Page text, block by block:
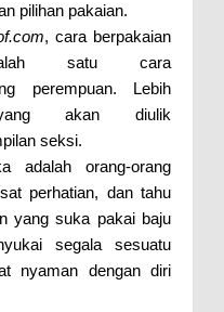
pilihan pakaian.
, cara berpakaian
satu cara
perempuan. Lebih
akan diulik
seksi.
adalah orang-orang
perhatian, dan tahu
yang suka pakai baju
segala sesuatu
nyaman dengan diri